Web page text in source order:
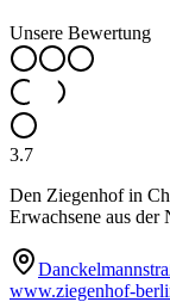
Unsere Bewertung
3.7
Den Ziegenhof in
Erwachsene aus der
www.ziegenhof-